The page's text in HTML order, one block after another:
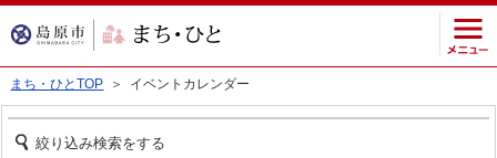
まち・ひとTOP ＞ イベントカレンダー
絞り込み検索をする